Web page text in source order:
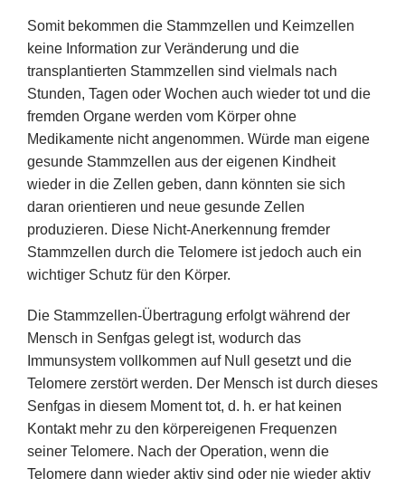
Somit bekommen die Stammzellen und Keimzellen
keine Information zur Veränderung und die
transplantierten Stammzellen sind vielmals nach
Stunden, Tagen oder Wochen auch wieder tot und die
fremden Organe werden vom Körper ohne
Medikamente nicht angenommen. Würde man eigene
gesunde Stammzellen aus der eigenen Kindheit
wieder in die Zellen geben, dann könnten sie sich
daran orientieren und neue gesunde Zellen
produzieren. Diese Nicht-Anerkennung fremder
Stammzellen durch die Telomere ist jedoch auch ein
wichtiger Schutz für den Körper.
Die Stammzellen-Übertragung erfolgt während der
Mensch in Senfgas gelegt ist, wodurch das
Immunsystem vollkommen auf Null gesetzt und die
Telomere zerstört werden. Der Mensch ist durch dieses
Senfgas in diesem Moment tot, d. h. er hat keinen
Kontakt mehr zu den körpereigenen Frequenzen
seiner Telomere. Nach der Operation, wenn die
Telomere dann wieder aktiv sind oder nie wieder aktiv